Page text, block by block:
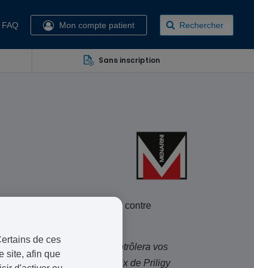
FAQ Mon compte patient Rechercher
Sans inscription
conçu pour lutter contre
en ligne. Un praticien contrôlera vos
par colis 48 heures. Le prix de Priligy
de ces
site, afin que